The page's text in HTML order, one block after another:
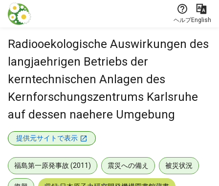
本文に飛ぶ
ヘルプEnglish
Radiooekologische Auswirkungen des
langjaehrigen Betriebs der
kerntechnischen Anlagen des
Kernforschungszentrums Karlsruhe
auf dessen naehere Umgebung
提供元サイトで表示
福島第一原発事故 (2011) 震災への備え 被災状況